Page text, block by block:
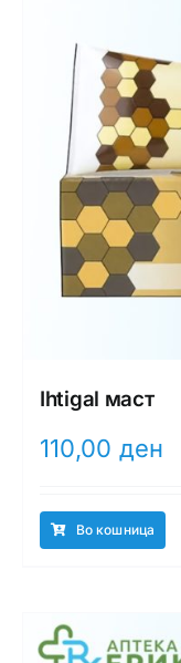
Ihtigal маст
110,00 ден
Во кошница